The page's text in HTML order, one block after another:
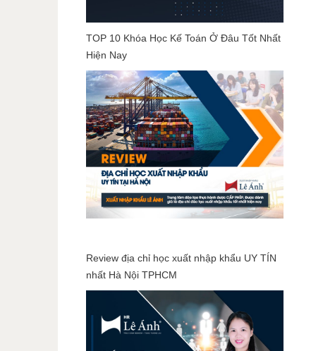
TOP 10 Khóa Học Kế Toán Ở Đâu Tốt Nhất
Hiện Nay
Review địa chỉ học xuất nhập khẩu UY TÍN
nhất Hà Nội TPHCM